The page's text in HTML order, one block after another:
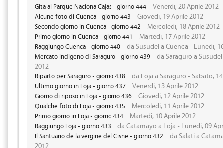
Gita al Parque Naciona Cajas - giorno 444 Venerdi, 20 Aprile 2012
Alcune foto di Cuenca - giorno 443 Giovedi, 19 Aprile 2012
Secondo giorno in Cuenca - giorno 442 Mercoledi, 18 Aprile 2012
Primo giorno in Cuenca - giorno 441 Martedi, 17 Aprile 2012
Raggiungo Cuenca - giorno 440 da Susudel a Cuenca - Lunedi,
Mercato indigeno di Saraguro - giorno 439
da Saraguro a
2012
Riparto per Saraguro - giorno 438 da Loja a Saraguro - Sabato,
Ultimo giorno in Loja - giorno 437 Venerdi, 13 Aprile 2012
Giorno di riposo in Loja - giorno 436 Giovedi, 12 Aprile 2012
Qualche foto di Loja - giorno 435 Mercoledi, 11 Aprile 2012
Primo giorno in Loja - giorno 434 Martedi, 10 Aprile 2012
Raggiungo Loja - giorno 433 da Catamayo a Loja - Lunedi, 09
Il Santuario de la vergine del Cisne - giorno 432
da Salati a
2012